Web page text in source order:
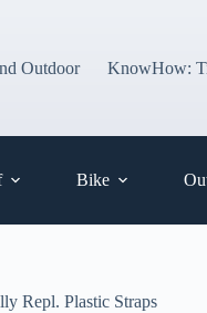
Outdoor
KnowHow:
Bike
Repl. Plastic Straps